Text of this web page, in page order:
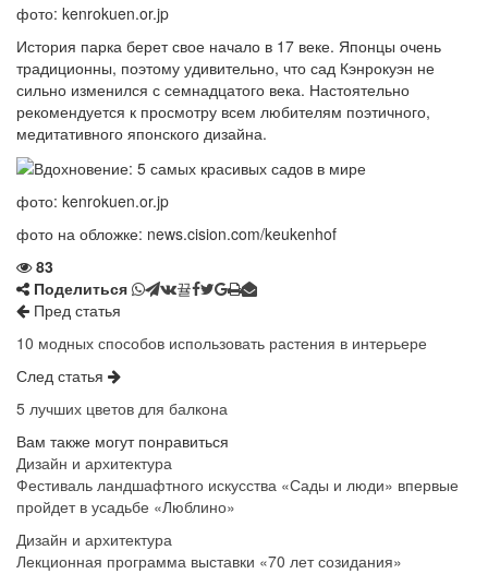
фото: kenrokuen.or.jp
История парка берет свое начало в 17 веке. Японцы очень
традиционны, поэтому удивительно, что сад Кэнрокуэн не
сильно изменился с семнадцатого века. Настоятельно
рекомендуется к просмотру всем любителям поэтичного,
медитативного японского дизайна.
фото: kenrokuen.or.jp
фото на обложке: news.cision.com/keukenhof
83
Поделиться
Пред статья
10 модных способов использовать растения в интерьере
След статья
5 лучших цветов для балкона
Вам также могут понравиться
Дизайн и архитектура
Фестиваль ландшафтного искусства «Сады и люди» впервые
пройдет в усадьбе «Люблино»
Дизайн и архитектура
Лекционная программа выставки «70 лет созидания»